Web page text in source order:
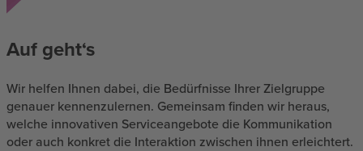
Auf geht‘s
Wir helfen Ihnen dabei, die Bedürfnisse Ihrer Zielgruppe
genauer kennenzulernen. Gemeinsam finden wir heraus,
welche innovativen Serviceangebote die Kommunikation
oder auch konkret die Interaktion zwischen ihnen erleichtert.